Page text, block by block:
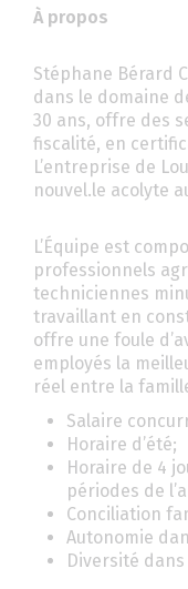
À propos
Stéphane Bérard
dans le domaine
30 ans, offre des
fiscalité, en
L’entreprise de
nouvel.le acolyte
L’Équipe est
professionnels
techniciennes
travaillant en
offre une foule
employés la
réel entre la
Salaire
Horaire d’été;
Horaire de 4
périodes de
Conciliation
Autonomie
Diversité